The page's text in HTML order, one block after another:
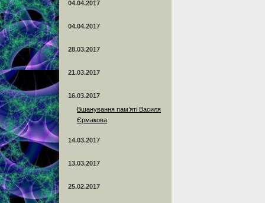
04.04.2017
04.04.2017
28.03.2017
21.03.2017
16.03.2017
Вшанування пам’яті Василя
Єрмакова
14.03.2017
13.03.2017
25.02.2017